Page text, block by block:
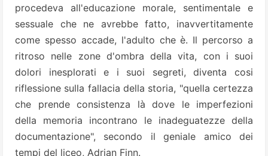
procedeva all'educazione morale, sentimentale e
sessuale che ne avrebbe fatto, inavvertitamente
come spesso accade, l'adulto che è. Il percorso a
ritroso nelle zone d'ombra della vita, con i suoi
dolori inesplorati e i suoi segreti, diventa cosi
riflessione sulla fallacia della storia, "quella certezza
che prende consistenza là dove le imperfezioni
della memoria incontrano le inadeguatezze della
documentazione", secondo il geniale amico dei
tempi del liceo, Adrian Finn.